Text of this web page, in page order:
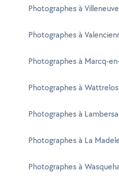
Photographes à
Photographes à
Photographes à Marcq-
Photographes à Wattrelos
Photographes à
Photographes à La
Photographes à